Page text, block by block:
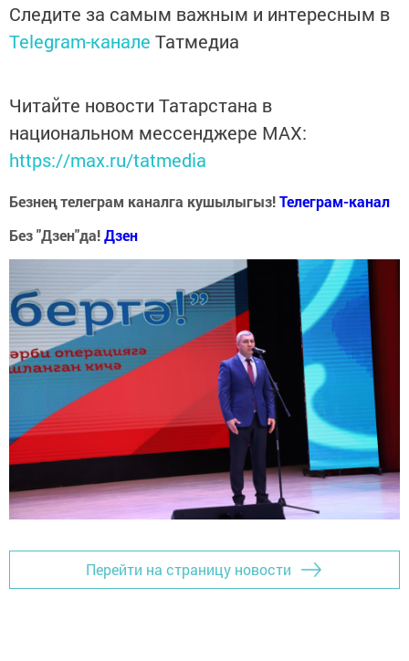
Следите за самым важным и интересным в
Telegram-канале Татмедиа
Читайте новости Татарстана в
национальном мессенджере MАХ:
https://max.ru/tatmedia
Безнең телеграм каналга кушылыгыз!Телеграм-канал
Без "Дзен"да!Дзен
Перейти на страницу новости